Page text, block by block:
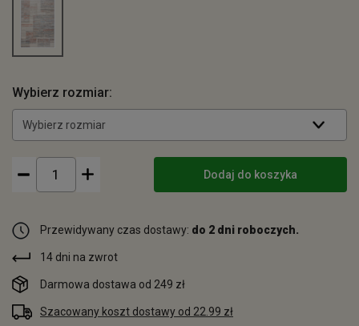
Wybierz rozmiar:
Wybierz rozmiar
Dodaj do koszyka
Przewidywany czas dostawy: do 2 dni roboczych.
14 dni na zwrot
Darmowa dostawa od 249 zł
Szacowany koszt dostawy od 22.99 zł